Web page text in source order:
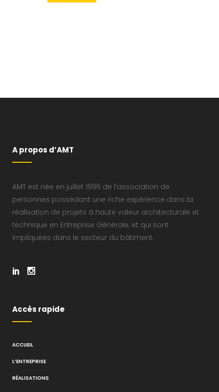
A propos d’AMT
AMT est née en juillet 1996 de l’association de
personnes possédant une riche expérience dans la
réalisation de projets à haute valeur architecturale et
technique en Entreprise Générale, et qui sont
impliquées dans le secteur du bâtiment.
Accès rapide
ACCUEIL
L’ENTREPRISE
RÉALISATIONS